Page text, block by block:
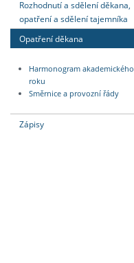
Rozhodnutí a sdělení děkana,
opatření a sdělení tajemníka
Opatření děkana
Harmonogram akademického
roku
Směrnice a provozní řády
Zápisy